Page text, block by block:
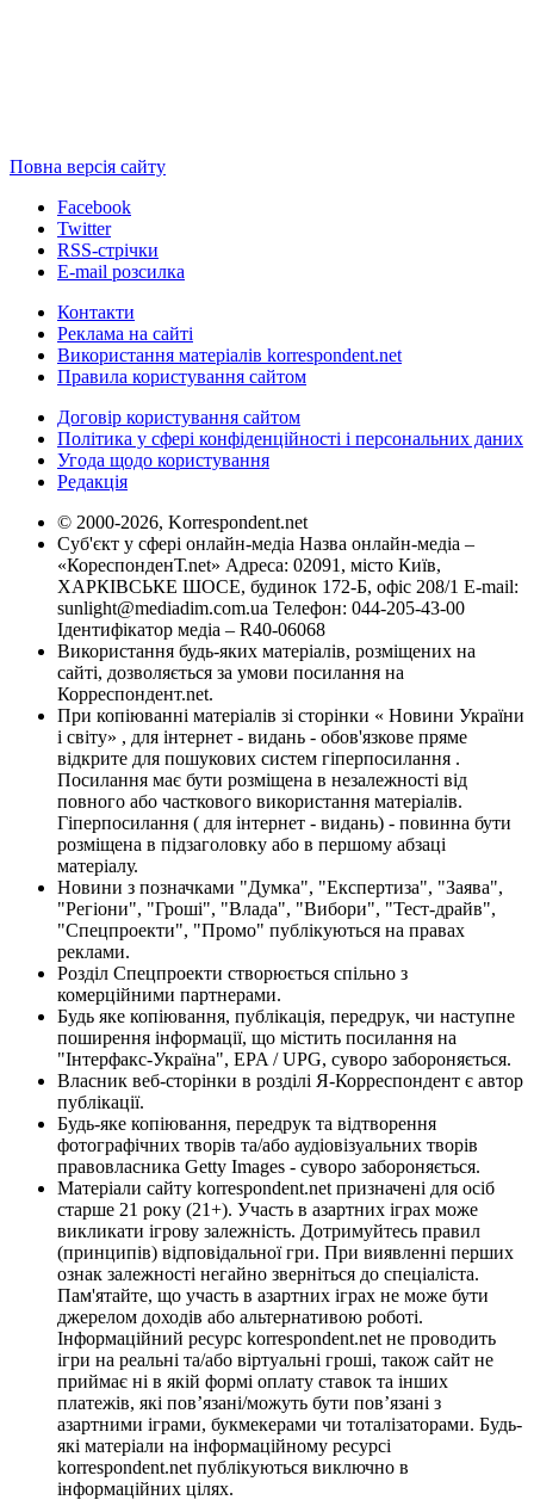
Повна версія сайту
Facebook
Twitter
RSS-стрічки
E-mail розсилка
Контакти
Реклама на сайті
Використання матеріалів korrespondent.net
Правила користування сайтом
Договір користування сайтом
Політика у сфері конфіденційності і персональних даних
Угода щодо користування
Редакція
© 2000-2026, Korrespondent.net
Суб'єкт у сфері онлайн-медіа Назва онлайн-медіа –
«КореспонденТ.net» Адреса: 02091, місто Київ,
ХАРКІВСЬКЕ ШОСЕ, будинок 172-Б, офіс 208/1 E-mail:
sunlight@mediadim.com.ua Телефон: 044-205-43-00
Ідентифікатор медіа – R40-06068
Використання будь-яких матеріалів, розміщених на
сайті, дозволяється за умови посилання на
Корреспондент.net.
При копіюванні матеріалів зі сторінки « Новини України
і світу» , для інтернет - видань - обов'язкове пряме
відкрите для пошукових систем гіперпосилання .
Посилання має бути розміщена в незалежності від
повного або часткового використання матеріалів.
Гіперпосилання ( для інтернет - видань) - повинна бути
розміщена в підзаголовку або в першому абзаці
матеріалу.
Новини з позначками "Думка", "Експертиза", "Заява",
"Регіони", "Гроші", "Влада", "Вибори", "Тест-драйв",
"Спецпроекти", "Промо" публікуються на правах
реклами.
Розділ Спецпроекти створюється спільно з
комерційними партнерами.
Будь яке копіювання, публікація, передрук, чи наступне
поширення інформації, що містить посилання на
"Інтерфакс-Україна", EPA / UPG, суворо забороняється.
Власник веб-сторінки в розділі Я-Корреспондент є автор
публікації.
Будь-яке копіювання, передрук та відтворення
фотографічних творів та/або аудіовізуальних творів
правовласника Getty Images - суворо забороняється.
Матеріали сайту korrespondent.net призначені для осіб
старше 21 року (21+). Участь в азартних іграх може
викликати ігрову залежність. Дотримуйтесь правил
(принципів) відповідальної гри. При виявленні перших
ознак залежності негайно зверніться до спеціаліста.
Пам'ятайте, що участь в азартних іграх не може бути
джерелом доходів або альтернативою роботі.
Інформаційний ресурс korrespondent.net не проводить
ігри на реальні та/або віртуальні гроші, також сайт не
приймає ні в якій формі оплату ставок та інших
платежів, які пов’язані/можуть бути пов’язані з
азартними іграми, букмекерами чи тоталізаторами. Будь-
які матеріали на інформаційному ресурсі
korrespondent.net публікуються виключно в
інформаційних цілях.